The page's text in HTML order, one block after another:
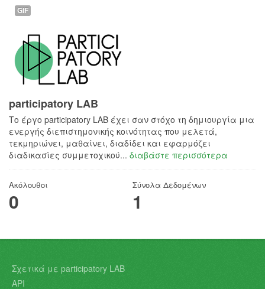
GIF
participatory LAB
Το έργο participatory LAB έχει σαν στόχο τη δημιουργία μια
ενεργής διεπιστημονικής κοινότητας που μελετά,
τεκμηριώνει, μαθαίνει, διαδίδει και εφαρμόζει
διαδικασίες συμμετοχικού... διαβάστε περισσότερα
Ακόλουθοι
0
Σύνολα Δεδομένων
1
Σχετικά με participatory LAB
API